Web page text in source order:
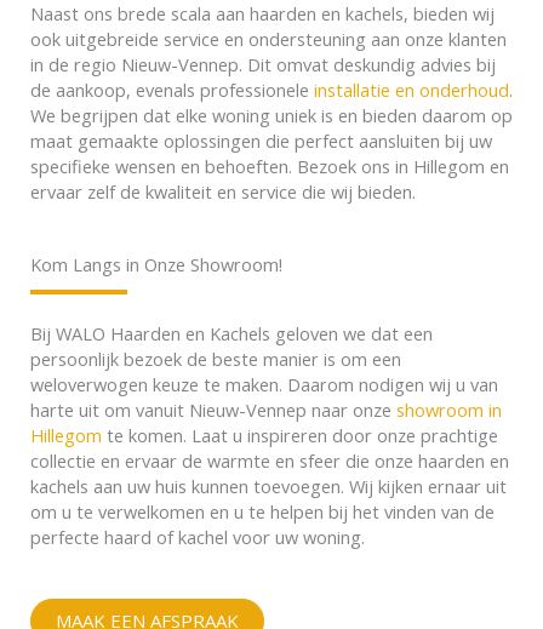
Naast ons brede scala aan haarden en kachels, bieden wij
ook uitgebreide service en ondersteuning aan onze klanten
in de regio Nieuw-Vennep. Dit omvat deskundig advies bij
de aankoop, evenals professionele installatie en onderhoud.
We begrijpen dat elke woning uniek is en bieden daarom op
maat gemaakte oplossingen die perfect aansluiten bij uw
specifieke wensen en behoeften. Bezoek ons in Hillegom en
ervaar zelf de kwaliteit en service die wij bieden.
Kom Langs in Onze Showroom!
Bij WALO Haarden en Kachels geloven we dat een
persoonlijk bezoek de beste manier is om een
weloverwogen keuze te maken. Daarom nodigen wij u van
harte uit om vanuit Nieuw-Vennep naar onze showroom in
Hillegom te komen. Laat u inspireren door onze prachtige
collectie en ervaar de warmte en sfeer die onze haarden en
kachels aan uw huis kunnen toevoegen. Wij kijken ernaar uit
om u te verwelkomen en u te helpen bij het vinden van de
perfecte haard of kachel voor uw woning.
MAAK EEN AFSPRAAK